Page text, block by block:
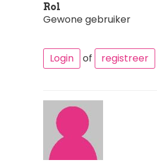
Rol
Gewone gebruiker
Login of registreer